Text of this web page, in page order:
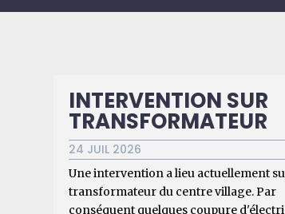
INTERVENTION SUR
TRANSFORMATEUR
24 JUIL 2026
Une intervention a lieu actuellement
transformateur du centre village. Par
conséquent quelques coupure